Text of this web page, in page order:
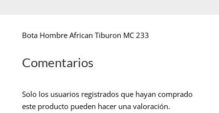
Bota Hombre African Tiburon MC 233
Comentarios
Solo los usuarios registrados que hayan comprado
este producto pueden hacer una valoración.